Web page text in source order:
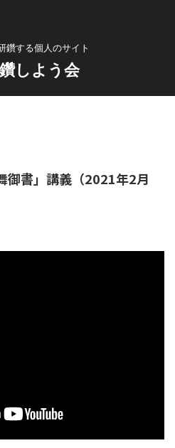
鑽する個人のサイト
しよう会
御書」講義（2021年2月